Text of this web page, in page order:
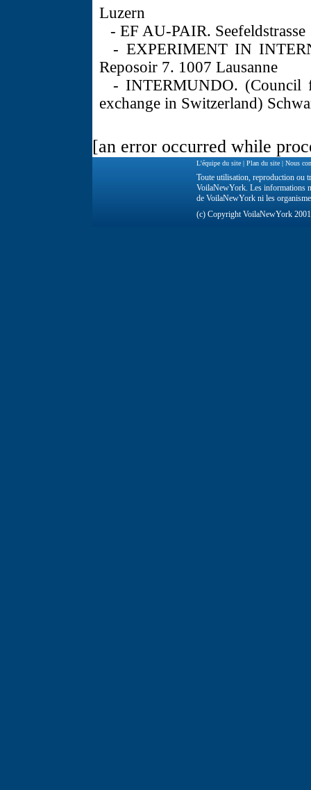
Luzern
- EF AU-PAIR.
- EXPERIMENT IN
Reposoir 7. 1007 Lausanne
- INTERMUNDO. (Council
exchange in Switzerland)
[an error occurred while
L'équipe du site | Plan du site | Nous
Toute utilisation, reproduction ou
VoilaNewYork. Les informations
de VoilaNewYork ni les
(c) Copyright VoilaNewYork